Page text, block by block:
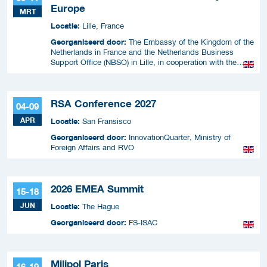
MRT
Europe
Locatie: Lille, France
Georganiseerd door: The Embassy of the Kingdom of the
Netherlands in France and the Netherlands Business
Support Office (NBSO) in Lille, in cooperation with the
04-09
APR
RSA Conference 2027
Locatie: San Fransisco
Georganiseerd door: InnovationQuarter, Ministry of
Foreign Affairs and RVO
15-18
JUN
2026 EMEA Summit
Locatie: The Hague
Georganiseerd door: FS-ISAC
Milipol Paris